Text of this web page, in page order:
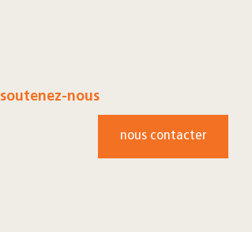
soutenez-nous
nous contacter